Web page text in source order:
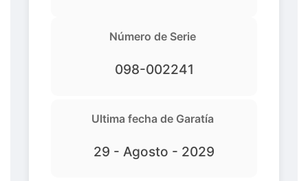
Número de Serie
098-002241
Ultima fecha de Garatía
29 - Agosto - 2029